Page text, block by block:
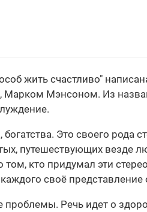
жить счастливо"
Мэнсоном. Из
Это своего рода
путешествующих везде
кто придумал эти
своё представление
Речь идет о